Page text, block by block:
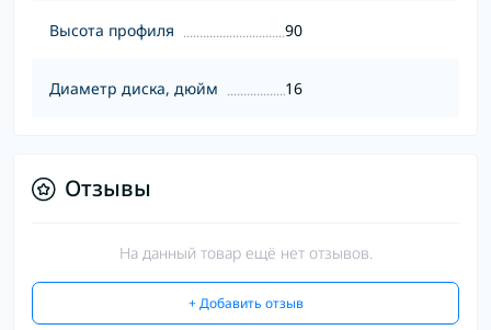
Высота профиля 90
Диаметр диска, дюйм 16
Отзывы
На данный товар ещё нет отзывов.
+ Добавить отзыв